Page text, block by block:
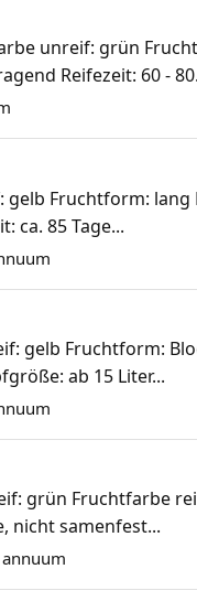
unreif: grün
Reifezeit: 60 -
Fruchtform: lang
ca. 85 Tage...
gelb Fruchtform:
ab 15 Liter...
grün Fruchtfarbe
nicht samenfest...